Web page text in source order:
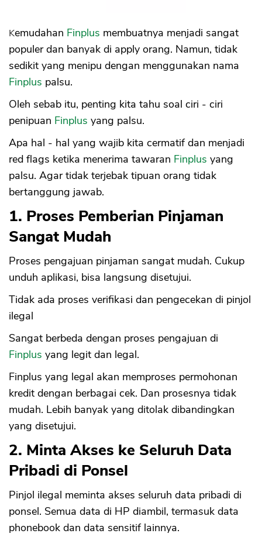
Kemudahan Finplus membuatnya menjadi sangat
populer dan banyak di apply orang. Namun, tidak
sedikit yang menipu dengan menggunakan nama
Finplus palsu.
Oleh sebab itu, penting kita tahu soal ciri - ciri
penipuan Finplus yang palsu.
Apa hal - hal yang wajib kita cermatif dan menjadi
red flags ketika menerima tawaran Finplus yang
palsu. Agar tidak terjebak tipuan orang tidak
bertanggung jawab.
1. Proses Pemberian Pinjaman
Sangat Mudah
Proses pengajuan pinjaman sangat mudah. Cukup
unduh aplikasi, bisa langsung disetujui.
Tidak ada proses verifikasi dan pengecekan di pinjol
ilegal
Sangat berbeda dengan proses pengajuan di
Finplus yang legit dan legal.
Finplus yang legal akan memproses permohonan
kredit dengan berbagai cek. Dan prosesnya tidak
mudah. Lebih banyak yang ditolak dibandingkan
yang disetujui.
2. Minta Akses ke Seluruh Data
Pribadi di Ponsel
Pinjol ilegal meminta akses seluruh data pribadi di
ponsel. Semua data di HP diambil, termasuk data
phonebook dan data sensitif lainnya.